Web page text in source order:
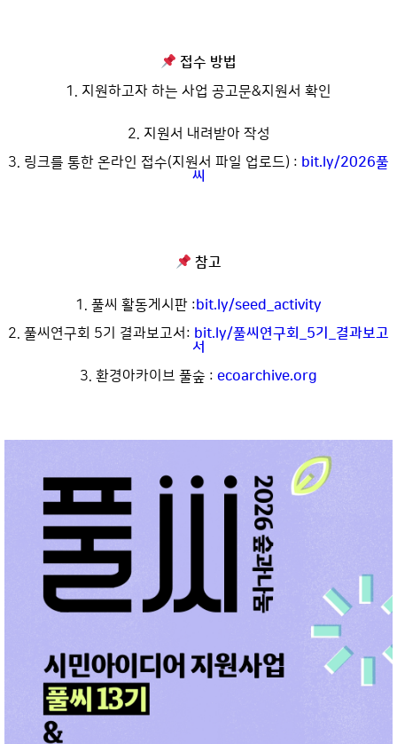
접수 방법
1. 지원하고자 하는 사업 공고문&지원서 확인
2. 지원서 내려받아 작성
3. 링크를 통한 온라인 접수(지원서 파일 업로드) : bit.ly/2026풀
씨
참고
1. 풀씨 활동게시판 :bit.ly/seed_activity
2. 풀씨연구회 5기 결과보고서: bit.ly/풀씨연구회_5기_결과보고
서
3. 환경아카이브 풀숲 : ecoarchive.org